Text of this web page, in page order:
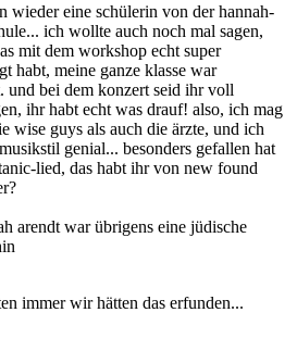
wieder eine schülerin von der hannah-
ich wollte auch noch mal sagen,
mit dem workshop echt super
habt, meine ganze klasse war
und bei dem konzert seid ihr voll
ihr habt echt was drauf! also, ich mag
wise guys als auch die ärzte, und ich
genial... besonders gefallen hat
lied, das habt ihr von new found
arendt war übrigens eine jüdische
immer wir hätten das erfunden...